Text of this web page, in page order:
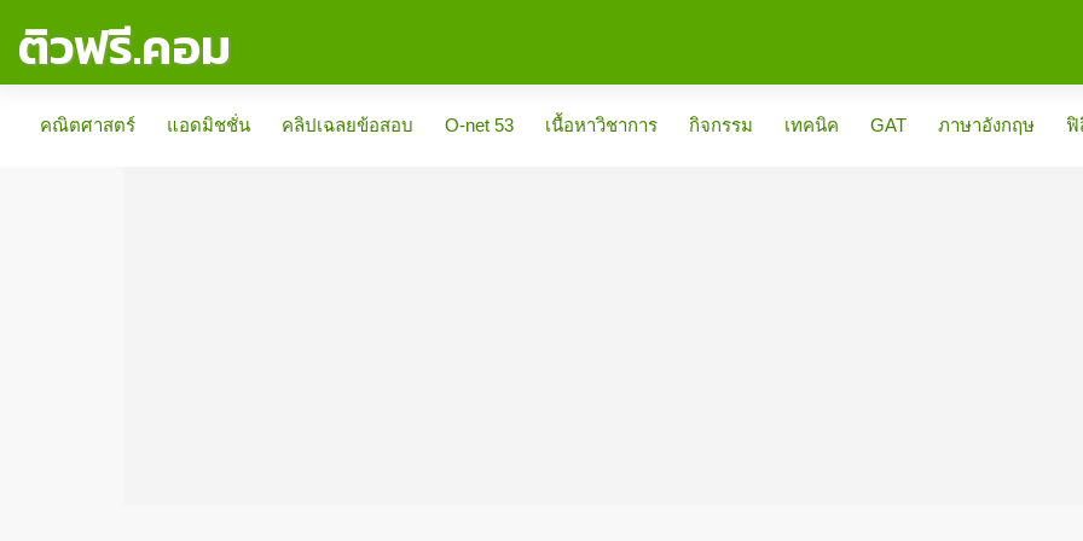
ติวฟรี.คอม
คณิตศาสตร์
แอดมิชชั่น คลิปเฉลยข้อสอบ O-net 53 เนื้อหาวิชาการ กิจกรรม เทคนิค GAT ภาษาอังกฤษ ฟิ